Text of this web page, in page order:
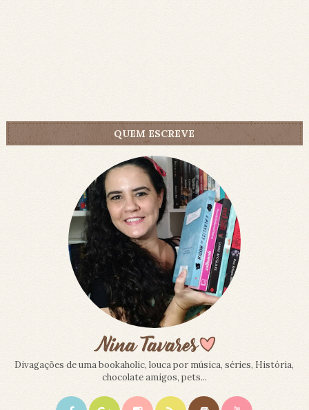
QUEM ESCREVE
Divagações de uma bookaholic, louca por música, séries, História,
chocolate amigos, pets...